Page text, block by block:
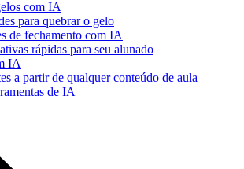
com IA
para quebrar o gelo
de fechamento com IA
rápidas para seu alunado
IA
a partir de qualquer conteúdo de aula
de IA